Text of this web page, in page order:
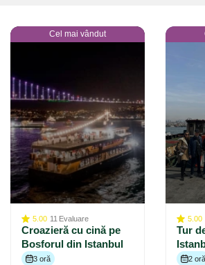
Cel mai vândut
5.00 11 Evaluare
Croazieră cu cină pe
Bosforul din Istanbul
3 oră
5.00
Tur
2 oră